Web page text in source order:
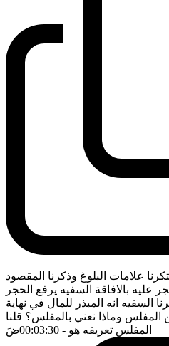
علامات البلوغ وذكرنا المقصود
عليه بالافاقة السفيه يرفع الحجر
السفيه انه المبذر للمال في نهاية
المفلس وماذا نعني بالمفلس؟ قلنا
المفلس تعريفه هو - 00:03:30 ضَ